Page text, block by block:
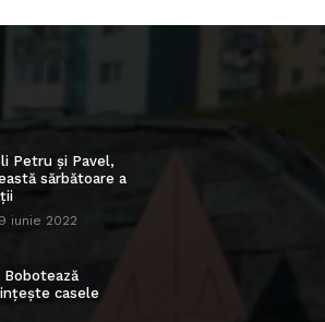
Petru și Pavel,
sărbătoare a
iunie 2022
Bobotează
casele